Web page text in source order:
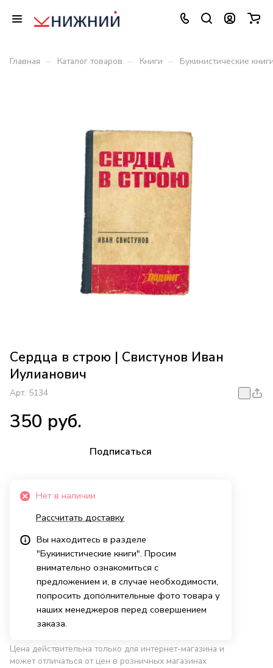
Главная – Каталог товаров – Книги – Букинистические
Сердца в строю | Свистунов Иван
Иулианович
Арт. 5134
350 руб.
Подписаться
Нет в наличии
Рассчитать доставку
Вы находитесь в разделе
"Букинистические книги". Просим
внимательно ознакомиться с
предложением и, в случае необходимости,
попросить дополнительные фото товара у
наших менеджеров перед совершением
заказа.
Цена действительна только для интернет-магазина и
может отличаться от цен в розничных магазинах